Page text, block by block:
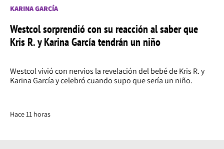
KARINA GARCÍA
Westcol sorprendió con su reacción al saber que
Kris R. y Karina García tendrán un niño
Westcol vivió con nervios la revelación del bebé de Kris R. y
Karina García y celebró cuando supo que sería un niño.
Hace 11 horas